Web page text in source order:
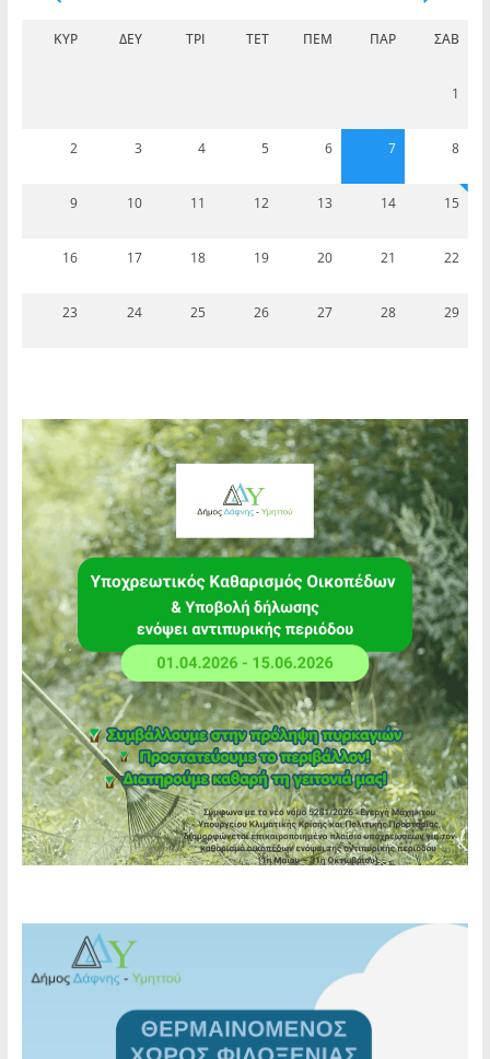
ΚΥΡ ΔΕΥ ΤΡΊ ΤΕΤ ΠΈΜ ΠΑΡ ΣΆΒ
1
2 3 4 5 6 7 8
9 10 11 12 13 14 15
16 17 18 19 20 21 22
23 24 25 26 27 28 29